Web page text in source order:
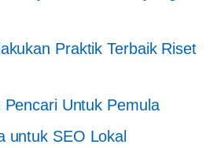
Praktik Terbaik Riset
Untuk Pemula
untuk SEO Lokal